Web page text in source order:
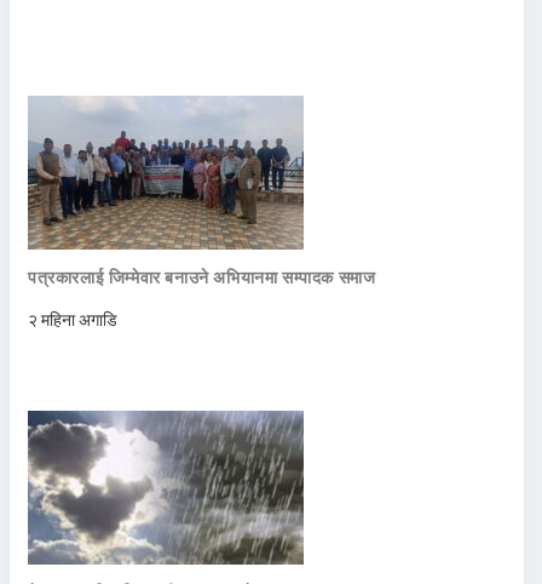
पत्रकारलाई जिम्मेवार बनाउने अभियानमा सम्पादक समाज
२ महिना अगाडि